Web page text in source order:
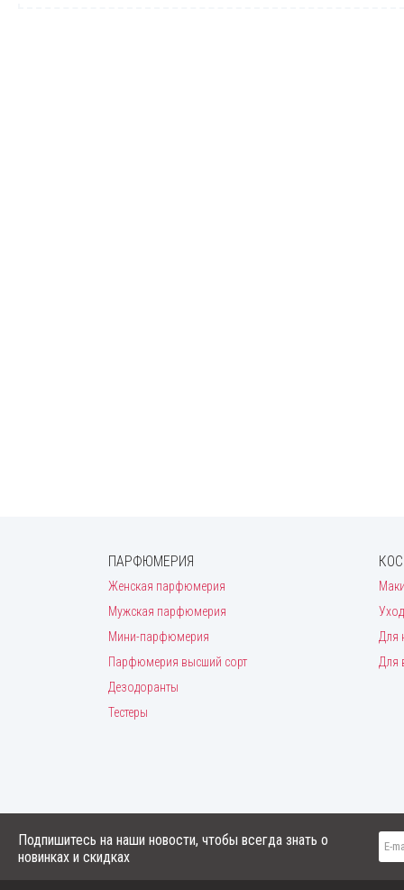
ПАРФЮМЕРИЯ
Женская парфюмерия
Мужская парфюмерия
Мини-парфюмерия
Парфюмерия высший сорт
Дезодоранты
Тестеры
Для
Для
Подпишитесь на наши новости, чтобы всегда знать о
новинках и скидках